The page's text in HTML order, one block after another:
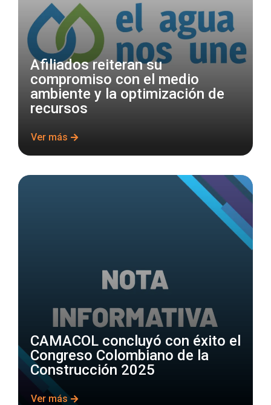
Afiliados reiteran su
compromiso con el medio
ambiente y la optimización de
recursos
Ver más
CAMACOL concluyó con éxito el
Congreso Colombiano de la
Construcción 2025
Ver más